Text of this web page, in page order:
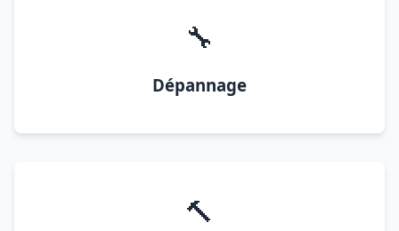
🔧
Dépannage
🔨